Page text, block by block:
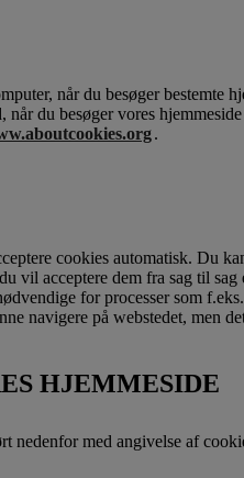
når du besøger
når du besøger vores
.
cookies automatisk. Du
vil acceptere dem fra sag til
for processer som
navigere på webstedet, men
HJEMMESIDE
nedenfor med angivelse af